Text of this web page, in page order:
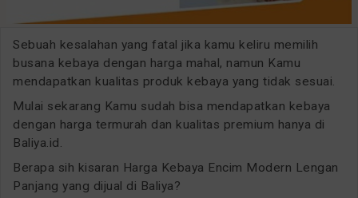
Sebuah kesalahan yang fatal jika kamu keliru memilih
busana kebaya dengan harga mahal, namun Kamu
mendapatkan kualitas produk kebaya yang tidak sesuai.
Mulai sekarang Kamu sudah bisa mendapatkan kebaya
dengan harga termurah dan kualitas premium hanya di
Baliya.id.
Berapa sih kisaran Harga Kebaya Encim Modern Lengan
Panjang yang dijual di Baliya?